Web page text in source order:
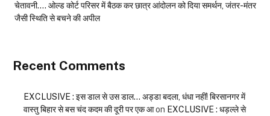
चेतावनी…. ओल्ड कोर्ट परिसर में बैठक कर छात्र आंदोलन को दिया समर्थन, जंतर-मंतर
जैसी स्थिति से बचने की अपील
Recent Comments
EXCLUSIVE : इस डाल से उस डाल… अड्डा बदला, धंधा नहीं! बिरसानगर में
वास्तु बिहार से बस चंद कदम की दूरी पर एक आon EXCLUSIVE : धड़ल्ले से